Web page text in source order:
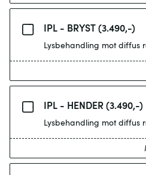
IPL - BRYST (3.490,-)
Lysbehandling mot diffus
IPL - HENDER (3.490,-)
Lysbehandling mot diffus